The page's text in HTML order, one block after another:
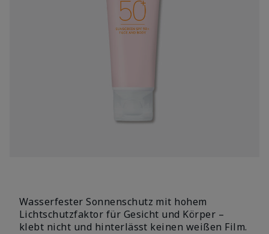
Wasserfester Sonnenschutz mit hohem
Lichtschutzfaktor für Gesicht und Körper –
klebt nicht und hinterlässt keinen weißen Film.